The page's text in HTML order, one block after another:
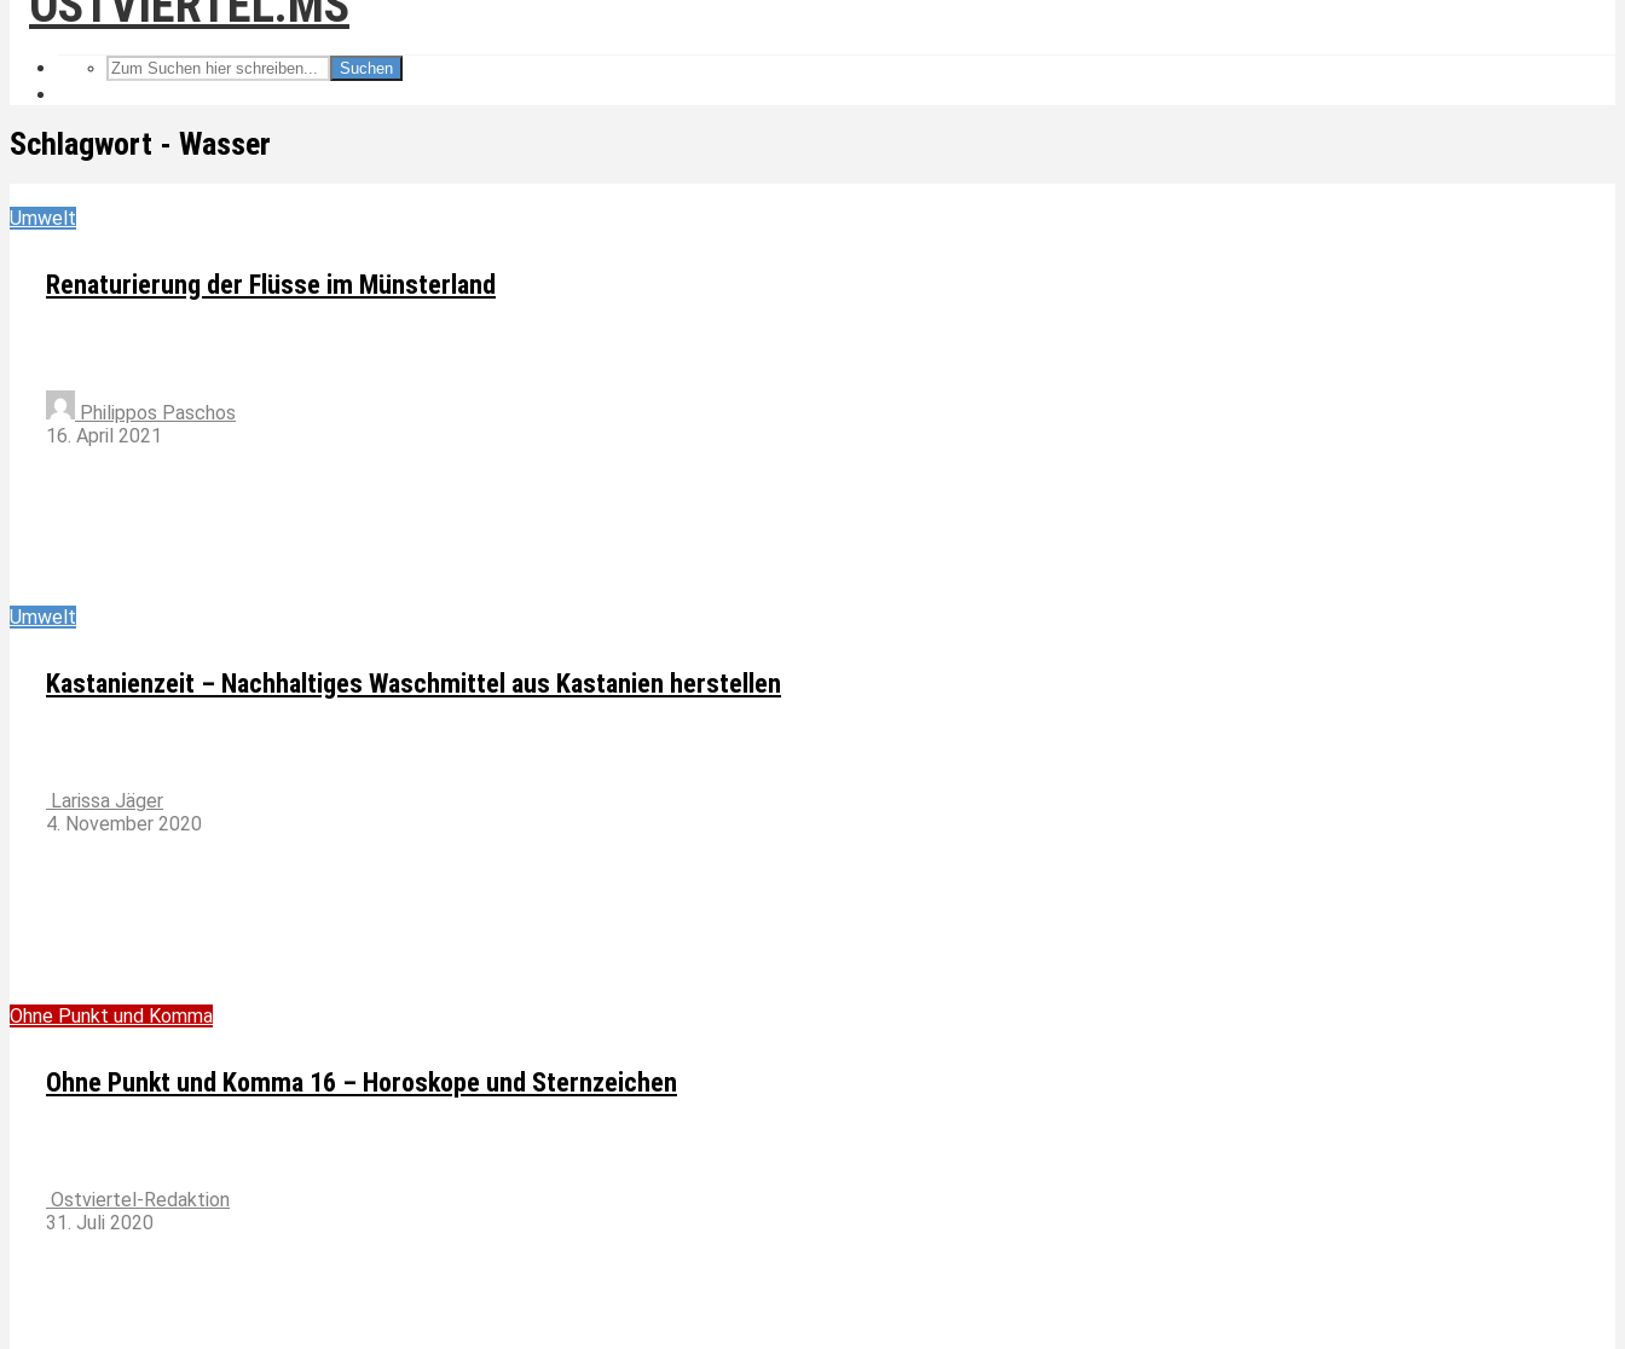
Suchen
Schlagwort - Wasser
Umwelt
Renaturierung der Flüsse im Münsterland
Philippos Paschos
16. April 2021
Umwelt
Kastanienzeit – Nachhaltiges Waschmittel aus Kastanien herstellen
Larissa Jäger
4. November 2020
Ohne Punkt und Komma
Ohne Punkt und Komma 16 – Horoskope und Sternzeichen
Ostviertel-Redaktion
31. Juli 2020